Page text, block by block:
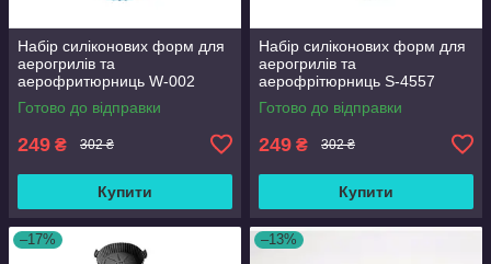
Набір силіконових форм для
аерогрилів та
аерофритюрниць W-002
синій
Готово до відправки
249 ₴ 302 ₴
Купити
Набір силіконових форм для
аерогрилів та
аерофрітюрниць S-4557
сірий 6 шт
Готово до відправки
249 ₴ 302 ₴
Купити
–17% –13%